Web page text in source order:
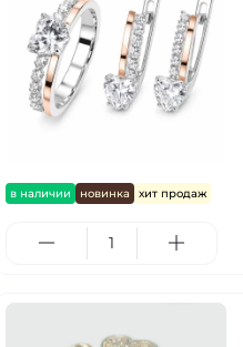
в наличии новинка хит продаж